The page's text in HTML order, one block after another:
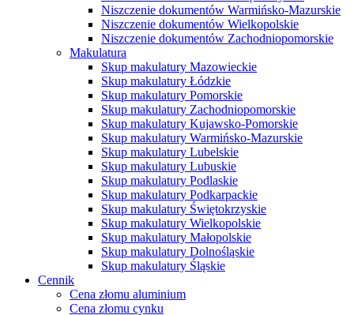
Niszczenie dokumentów Warmińsko-Mazurskie
Niszczenie dokumentów Wielkopolskie
Niszczenie dokumentów Zachodniopomorskie
Makulatura
Skup makulatury Mazowieckie
Skup makulatury Łódzkie
Skup makulatury Pomorskie
Skup makulatury Zachodniopomorskie
Skup makulatury Kujawsko-Pomorskie
Skup makulatury Warmińsko-Mazurskie
Skup makulatury Lubelskie
Skup makulatury Lubuskie
Skup makulatury Podlaskie
Skup makulatury Podkarpackie
Skup makulatury Świętokrzyskie
Skup makulatury Wielkopolskie
Skup makulatury Małopolskie
Skup makulatury Dolnośląskie
Skup makulatury Śląskie
Cennik
Cena złomu aluminium
Cena złomu cynku